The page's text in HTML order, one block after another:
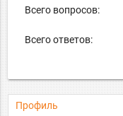
Всего вопросов:
Всего ответов:
Профиль